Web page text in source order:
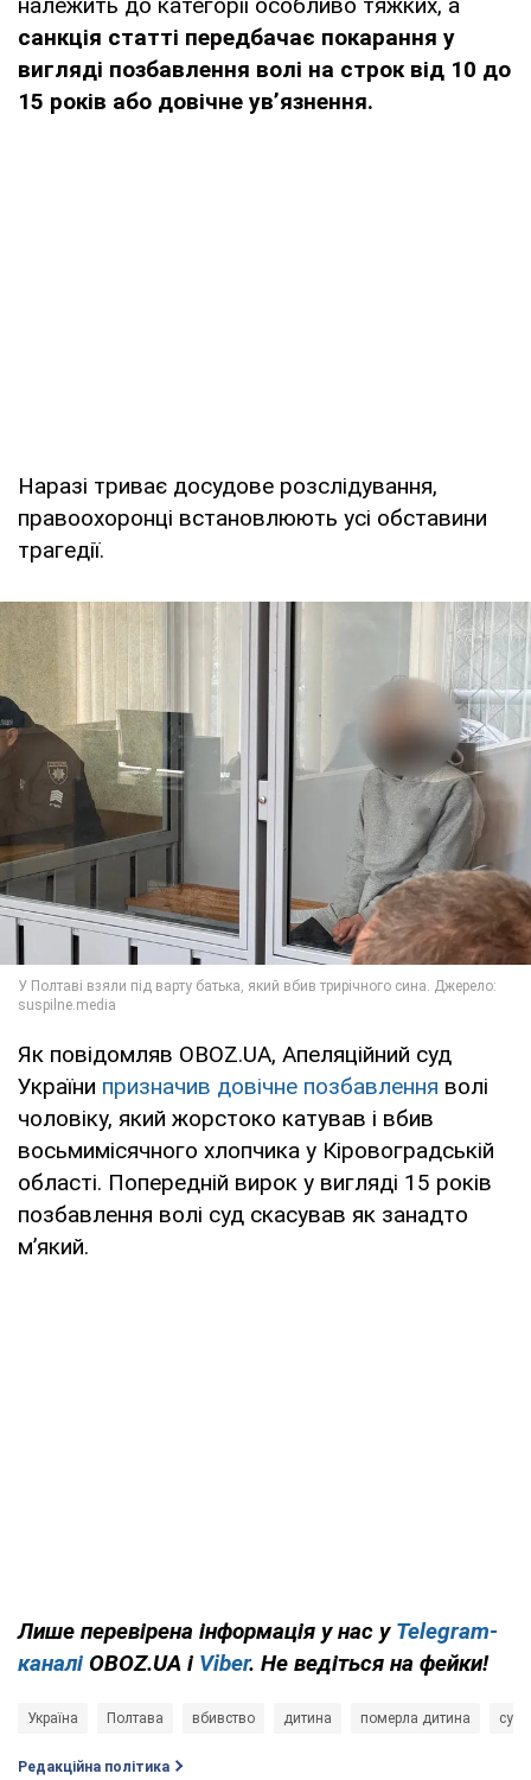
санкція статті передбачає покарання у
вигляді позбавлення волі на строк від 10 до
15 років або довічне ув’язнення.
Наразі триває досудове розслідування,
правоохоронці встановлюють усі обставини
трагедії.
Як повідомляв OBOZ.UA, Апеляційний суд
України призначив довічне позбавлення волі
чоловіку, який жорстоко катував і вбив
восьмимісячного хлопчика у Кіровоградській
області. Попередній вирок у вигляді 15 років
позбавлення волі суд скасував як занадто
м’який.
Лише перевірена інформація у нас у Telegram-
каналі OBOZ.UA і Viber. Не ведіться на фейки!
Україна Полтава вбивство дитина померла дитина
Редакційна політика